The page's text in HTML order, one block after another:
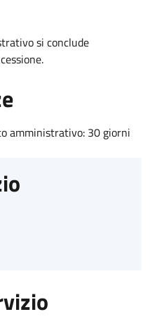
si conclude
amministrativo: 30 giorni